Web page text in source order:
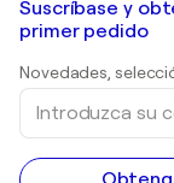
Shepard Fairey
pinturas de
Huellas dactilares
pinturas acrílicas
Galerías de arte
Suscríbase y
primer pedido
Novedades,
Introduzca
correo
electrónico